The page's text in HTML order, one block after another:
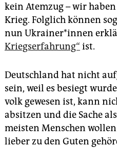
kein Atemzug – wir
Krieg. Folglich können
nun Ukrai­ne­r*in­nen
Kriegserfahrung“ ist.
Deutschland hat nicht
sein, weil es besiegt
volk gewesen ist, kann
absitzen und die Sache
meisten Menschen
lieber zu den Guten